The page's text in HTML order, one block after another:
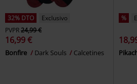
32% DTO
Exclusivo
PVPR24,99 €
16,99 €
Bonfire Dark Souls Calcetines
%